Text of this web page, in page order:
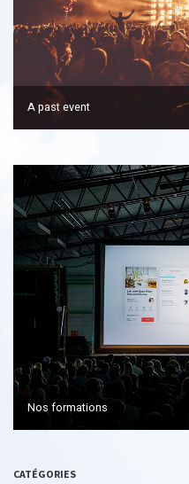
A past event
Nos formations
CATÉGORIES